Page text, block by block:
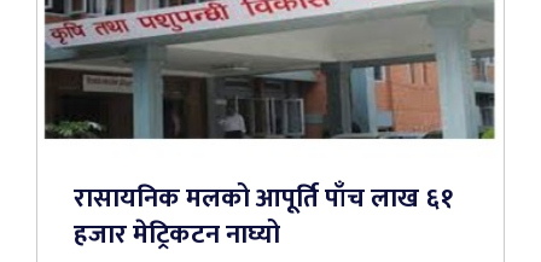
रासायनिक मलको आपूर्ति पाँच लाख ६१
हजार मेट्रिकटन नाघ्यो